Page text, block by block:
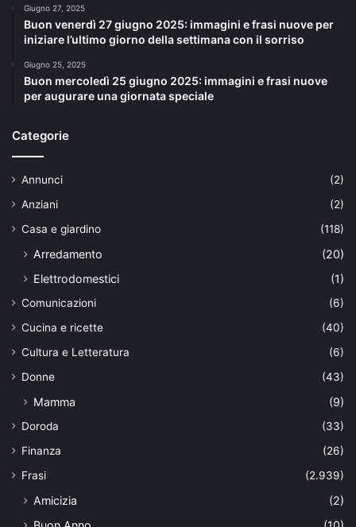
Giugno 27, 2025
Buon venerdì 27 giugno 2025: immagini e frasi nuove per
iniziare l’ultimo giorno della settimana con il sorriso
Giugno 25, 2025
Buon mercoledì 25 giugno 2025: immagini e frasi nuove
per augurare una giornata speciale
Categorie
Annunci
(2)
Anziani
(2)
Casa e giardino
(118)
Arredamento
(20)
Elettrodomestici
(1)
Comunicazioni
(6)
Cucina e ricette
(40)
Cultura e Letteratura
(6)
Donne
(43)
Mamma (9)
Doroda
(33)
Finanza
(26)
Frasi
(2.939)
Amicizia
(2)